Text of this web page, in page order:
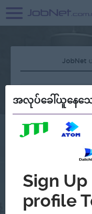
JobNet
လျှို့ဝှက်နံပါတ် မေ့နေပါ
အကောင့်မရှိသ
အလုပ်ခေါ်ယူနေသ